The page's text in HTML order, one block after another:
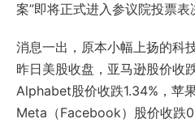
案”即将正式进入参议院投票表
消息一出，原本小幅上扬的科
昨日美股收盘，亚马逊股价收
Alphabet股价收跌1.34%，苹
Meta（Facebook）股价收跌